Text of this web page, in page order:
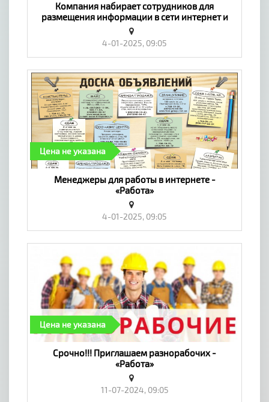
Компания набирает сотрудников для
размещения информации в сети интернет и
обработки заявок - «Работа»
4-01-2025, 09:05
Цена не указана
Менеджеры для работы в интернете -
«Работа»
4-01-2025, 09:05
Цена не указана
Срочно!!! Приглашаем разнорабочих -
«Работа»
11-07-2024, 09:05